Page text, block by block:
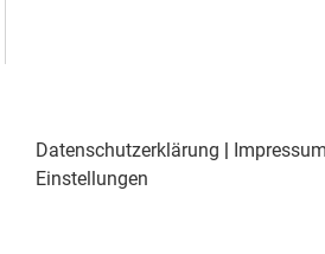
Datenschutzerklärung Impressum
Einstellungen